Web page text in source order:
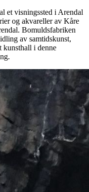
et visningssted i Arendal
og akvareller av Kåre
Bomuldsfabriken
av samtidskunst,
kunsthall i denne